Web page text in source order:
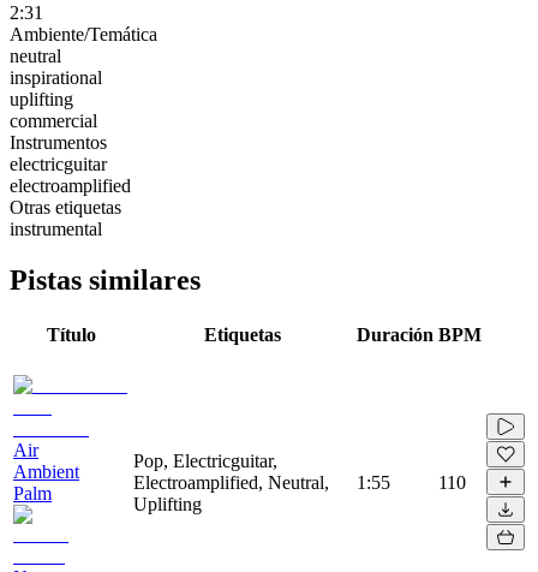
2:31
Ambiente/Temática
neutral
inspirational
uplifting
commercial
Instrumentos
electricguitar
electroamplified
Otras etiquetas
instrumental
Pistas similares
Título Etiquetas Duración BPM
Air
Ambient
Palm
Pop, Electricguitar,
Electroamplified, Neutral,
Uplifting
1:55 110